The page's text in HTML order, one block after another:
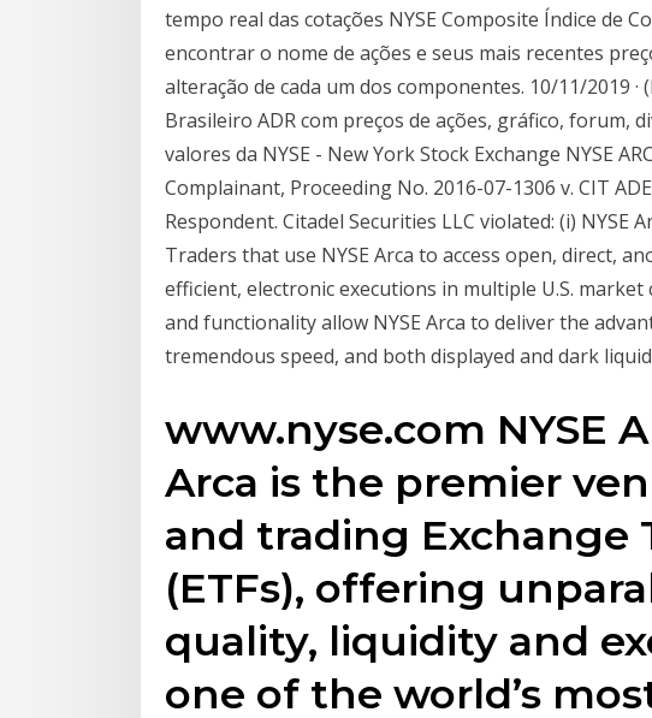
tempo real das cotações NYSE Composite Índice de
encontrar o nome de ações e seus mais recentes
alteração de cada um dos componentes. 10/11/2019 ·
Brasileiro ADR com preços de ações, gráfico, forum,
valores da NYSE - New York Stock Exchange NYSE
Complainant, Proceeding No. 2016-07-1306 v. CIT
Respondent. Citadel Securities LLC violated: (i) NYSE
Traders that use NYSE Arca to access open, direct,
efficient, electronic executions in multiple U.S.
and functionality allow NYSE Arca to deliver the
tremendous speed, and both displayed and dark
www.nyse.com NYSE
Arca is the premier
and trading Exchange
(ETFs), offering
quality, liquidity and
one of the world’s